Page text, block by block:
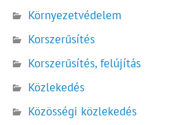
Környezetvédelem
Korszerűsítés
Korszerűsítés, felújítás
Közlekedés
Közösségi közlekedés